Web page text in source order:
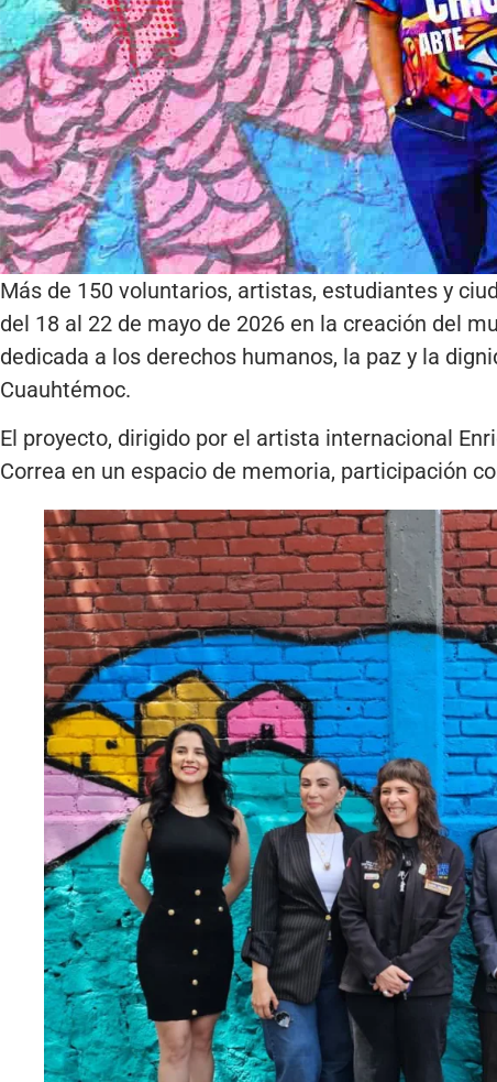
Más de 150 voluntarios, artistas, estudiantes y
del 18 al 22 de mayo de 2026 en la creación del
dedicada a los derechos humanos, la paz y la
Cuauhtémoc.
El proyecto, dirigido por el artista internacional
Correa en un espacio de memoria, participación